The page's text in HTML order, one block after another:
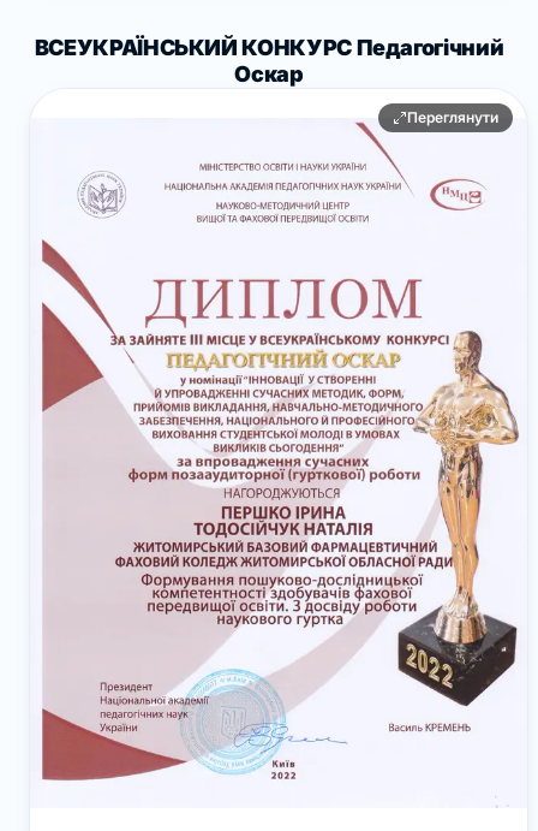
ВСЕУКРАЇНСЬКИЙ КОНКУРС Педагогічний
Оскар
Переглянути